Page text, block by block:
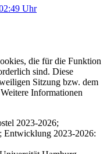
Uhr
die für die Funktion
sind. Diese
Sitzung bzw. dem
Informationen
2023-2026;
Entwicklung 2023-2026: